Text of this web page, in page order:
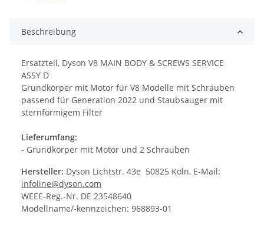
Beschreibung
Ersatzteil, Dyson V8 MAIN BODY & SCREWS SERVICE
ASSY D
Grundkörper mit Motor für V8 Modelle mit Schrauben
passend für Generation 2022 und Staubsauger mit
sternförmigem Filter
Lieferumfang:
- Grundkörper mit Motor und 2 Schrauben
Hersteller: Dyson Lichtstr. 43e 50825 Köln, E-Mail:
infoline@dyson.com
WEEE-Reg.-Nr. DE 23548640
Modellname/-kennzeichen: 968893-01